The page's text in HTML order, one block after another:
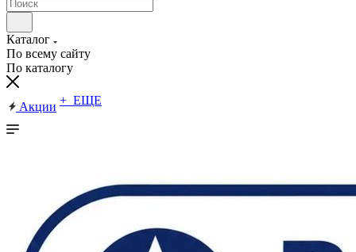
Каталог
По всему сайту
По каталогу
Акции + ЕЩЕ